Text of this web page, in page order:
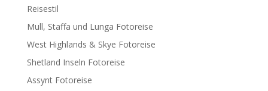
Reisestil
Mull, Staffa und Lunga Fotoreise
West Highlands & Skye Fotoreise
Shetland Inseln Fotoreise
Assynt Fotoreise